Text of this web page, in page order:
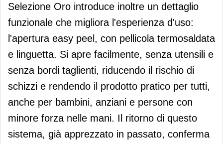
Selezione Oro introduce inoltre un dettaglio
funzionale che migliora l'esperienza d'uso:
l'apertura easy peel, con pellicola termosaldata
e linguetta. Si apre facilmente, senza utensili e
senza bordi taglienti, riducendo il rischio di
schizzi e rendendo il prodotto pratico per tutti,
anche per bambini, anziani e persone con
minore forza nelle mani. Il ritorno di questo
sistema, già apprezzato in passato, conferma